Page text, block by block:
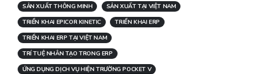
SẢN XUẤT THÔNG MINH
SẢN XUẤT TẠI VIỆT NAM
TRIỂN KHAI EPICOR KINETIC
TRIỂN KHAI ERP
TRIỂN KHAI ERP TẠI VIỆT NAM
TRÍ TUỆ NHÂN TẠO TRONG ERP
ỨNG DỤNG DỊCH VỤ HIỆN TRƯỜNG POCKET V